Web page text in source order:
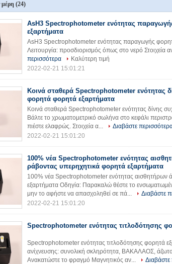
(24)
AsH3 Spectrophotometer ενότητας
εξαρτήματα
AsH3 Spectrophotometer ενότητας παραγωγής
Λειτουργία: προσδιορισμός όπως στο νερό Στοιχεία
περισσότερα
Καλύτερη τιμή
2022-02-21 15:01:21
Κοινά σταθερά Spectrophotometer ενότητας
φορητά φορητά εξαρτήματα
Κοινά σταθερά Spectrophotometer ενότητας δίνης
Βάλτε το χρωματομετρικό σωλήνα στο κεφάλι
πιέστε ελαφρώς. Στοιχεία α...
Διαβάστε
2022-02-21 15:01:20
100% νέα Spectrophotometer ενότητας
ράβοντας υπερηχητικά φορητά εξαρτήματα
100% νέα Spectrophotometer ενότητας αισθητήρων
εξαρτήματα Οδηγία: Παρακαλώ θέστε το
μην το αφήστε να απασχοληθεί σε πά...
Διαβάστε
2022-02-21 15:01:20
Spectrophotometer ενότητας τιτλοδότησης
Spectrophotometer ενότητας τιτλοδότησης φορητά
ανίχνευσης: συνολική σκληρότητα, ΒΑΚΑΛΑΟΣ,
Ανακατώστε το φραγμό Μαγνητικός αν...
Διαβάστε